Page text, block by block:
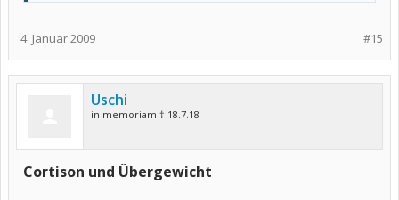
Du hast wg des Cortis selber schon ganz viele Tipps
Cortison verstoffwechselt alles, was es in die Finger
#15
4. Januar 2009
Uschi
in memoriam † 18.7.18
Cortison und Übergewicht